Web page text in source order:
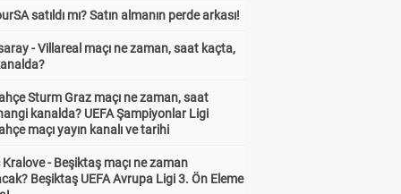
satıldı mı? Satın almanın perde arkası!
- Villareal maçı ne zaman, saat kaçta,
Sturm Graz maçı ne zaman, saat
kanalda? UEFA Şampiyonlar Ligi
maçı yayın kanalı ve tarihi
- Beşiktaş maçı ne zaman
Beşiktaş UEFA Avrupa Ligi 3. Ön Eleme